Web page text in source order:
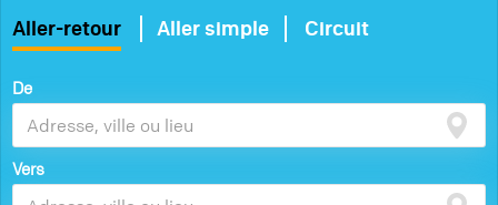
Aller-retour Aller simple Circuit
De
Vers